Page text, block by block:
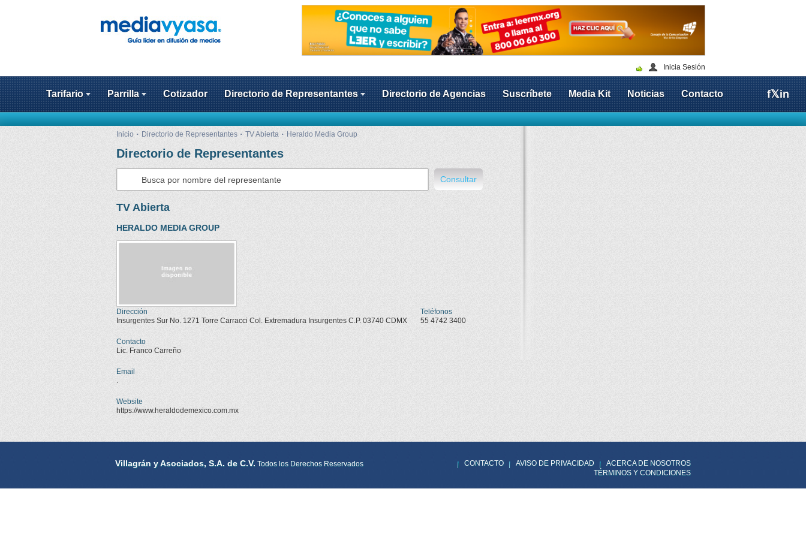
Inicia Sesión
Tarifario Parrilla Cotizador Directorio de Representantes Directorio de Agencias Suscríbete Media Kit Noticias Contacto f𝕏in
Inicio Directorio de Representantes TV Abierta Heraldo Media Group
Directorio de Representantes
Consultar
TV Abierta
HERALDO MEDIA GROUP
Dirección
Insurgentes Sur No. 1271 Torre Carracci Col. Extremadura Insurgentes C.P. 03740 CDMX
Contacto
Lic. Franco Carreño
Email
.
Website
https://www.heraldodemexico.com.mx
Teléfonos
55 4742 3400
Villagrán y Asociados, S.A. de C.V. Todos los Derechos Reservados ACERCA DE NOSOTROS
AVISO DE PRIVACIDAD
CONTACTO
TÉRMINOS Y CONDICIONES